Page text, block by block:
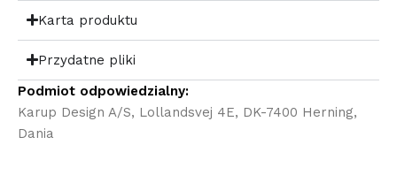
Karta produktu
Przydatne pliki
Podmiot odpowiedzialny:
Karup Design A/S, Lollandsvej 4E, DK-7400 Herning,
Dania